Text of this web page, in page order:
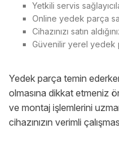
Yetkili servis
Online yedek parça
Cihazınızı satın
Güvenilir yerel yedek
Yedek parça temin
olmasına dikkat etmeniz
ve montaj işlemlerini
cihazınızın verimli